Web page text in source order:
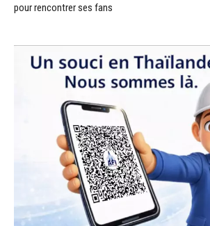
pour rencontrer ses fans